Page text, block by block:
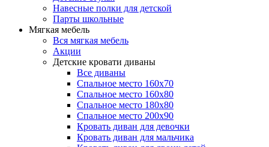
Навесные полки для детской
Парты школьные
Мягкая мебель
Вся мягкая мебель
Акции
Детские кровати диваны
Все диваны
Спальное место 160х70
Спальное место 160х80
Спальное место 180х80
Спальное место 200х90
Кровать диван для девочки
Кровать диван для мальчика